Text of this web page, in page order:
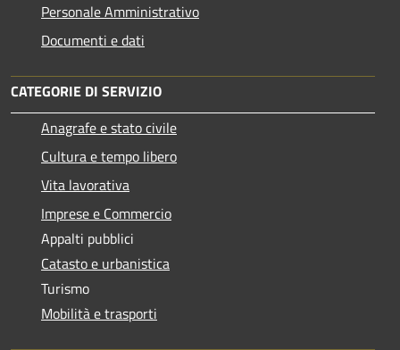
Personale Amministrativo
Documenti e dati
CATEGORIE DI SERVIZIO
Anagrafe e stato civile
Cultura e tempo libero
Vita lavorativa
Imprese e Commercio
Appalti pubblici
Catasto e urbanistica
Turismo
Mobilità e trasporti